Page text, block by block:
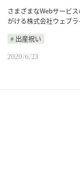
さまざまなWebサービ
がける株式会社ウェブ
出産祝い
2020/6/23